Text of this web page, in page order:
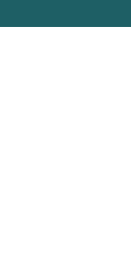
qua